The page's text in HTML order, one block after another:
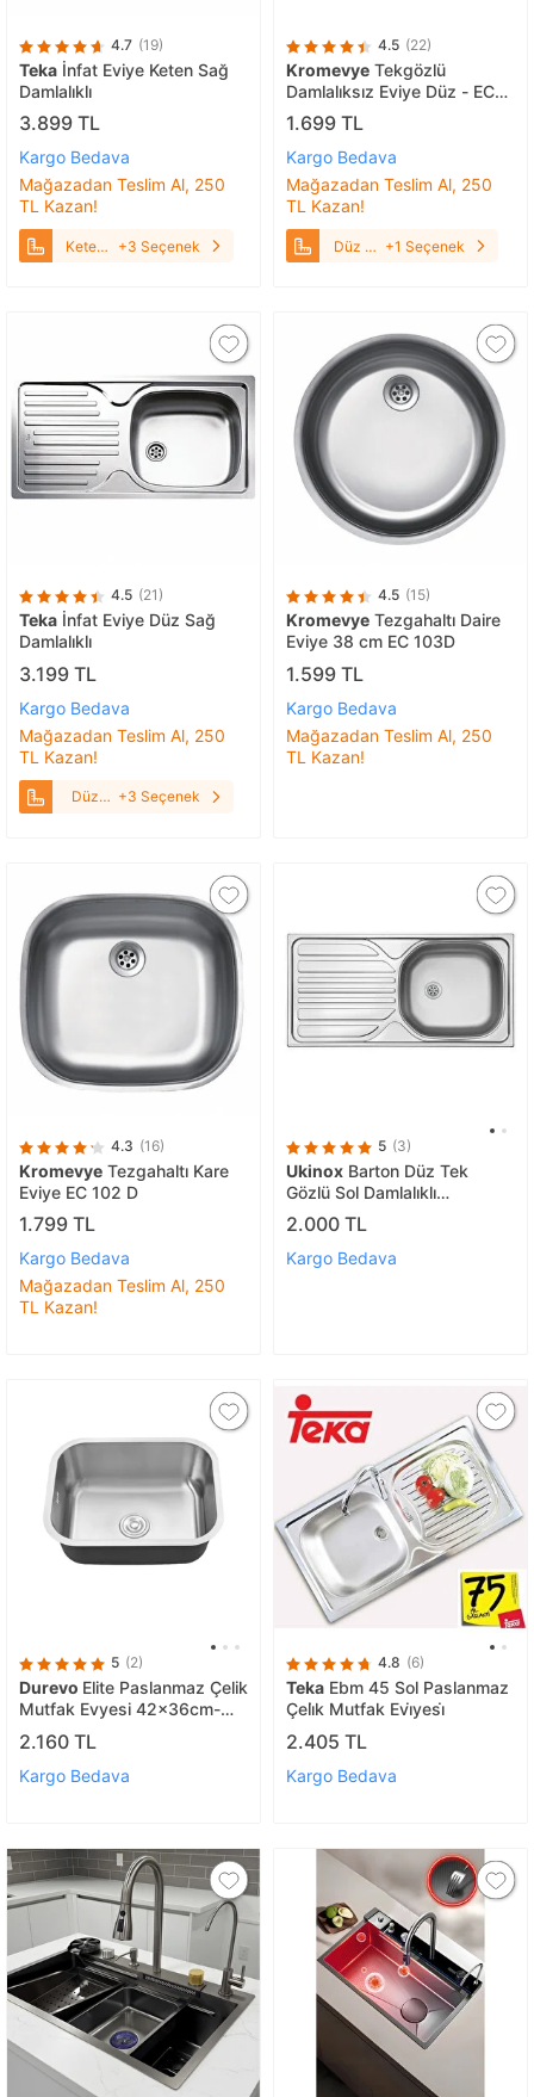
4.7 (19)
Teka İnfat Eviye Keten Sağ
Damlalıklı
3.899 TL
Kargo Bedava
Mağazadan Teslim Al, 250
TL Kazan!
Keten
+3 Seçenek
4.5 (22)
Kromevye Tekgözlü
Damlalıksız Eviye Düz - EC
105
1.699 TL
Kargo Bedava
Mağazadan Teslim Al, 250
TL Kazan!
Düz -
+1 Seçenek
4.5 (21)
Teka İnfat Eviye Düz Sağ
Damlalıklı
3.199 TL
Kargo Bedava
Mağazadan Teslim Al, 250
TL Kazan!
Düz
+3 Seçenek
4.5 (15)
Kromevye Tezgahaltı Daire
Eviye 38 cm EC 103D
1.599 TL
Kargo Bedava
Mağazadan Teslim Al, 250
TL Kazan!
4.3 (16)
Kromevye Tezgahaltı Kare
Eviye EC 102 D
1.799 TL
Kargo Bedava
Mağazadan Teslim Al, 250
TL Kazan!
5 (3)
Ukinox Barton Düz Tek
Gözlü Sol Damlalıklı
2.000 TL
Kargo Bedava
5 (2)
Durevo Elite Paslanmaz Çelik
Mutfak Evyesi 42x36cm-
Mutfak Eviyesi Sifon Seti
Dahil Krom
2.160 TL
Kargo Bedava
4.8 (6)
Teka Ebm 45 Sol Paslanmaz
Çeli̇k Mutfak Evi̇yesi̇
2.405 TL
Kargo Bedava